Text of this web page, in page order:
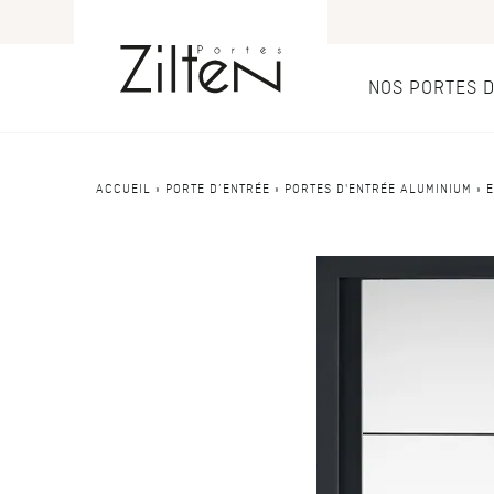
NOS PORTES
Nos
Porte d’entrée
Conseils
Savoir-faire
ACCUEIL » PORTE D’ENTRÉE » PORTES D'ENTRÉE ALUMINIUM »